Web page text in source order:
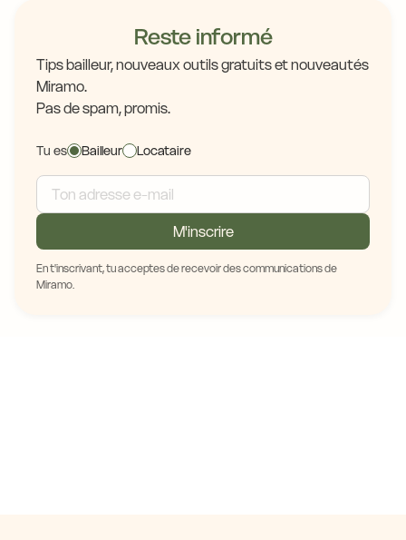
Reste informé
Tips bailleur, nouveaux outils gratuits et nouveautés
Miramo.
Pas de spam, promis.
Tu es Bailleur Locataire
M'inscrire
En t'inscrivant, tu acceptes de recevoir des communications de
Miramo.